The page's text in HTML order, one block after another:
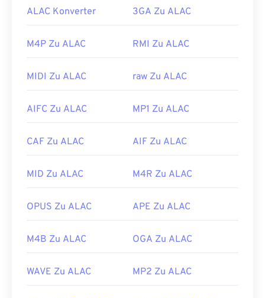
dessen Entwicklung Microsoft eingestellt hat.
Wie öffnet man eine WMA-Datei?
unterstütztder Windows Media PlayerWMA-
Standardprogramm zum Öffnen dieser Dateien.
jedoch auch viele andere Player und Programme
beim Online-Streaming verwendet.
können, sind beispielsweiseVLC Media Player
Versionen fürApple iOS Google Android
ALAC Konverter 3GA Zu ALAC
M4P Zu ALAC RMI Zu ALAC
MIDI Zu ALAC raw Zu ALAC
AIFC Zu ALAC MP1 Zu ALAC
CAF Zu ALAC AIF Zu ALAC
MID Zu ALAC M4R Zu ALAC
OPUS Zu ALAC APE Zu ALAC
M4B Zu ALAC OGA Zu ALAC
WAVE Zu ALAC MP2 Zu ALAC